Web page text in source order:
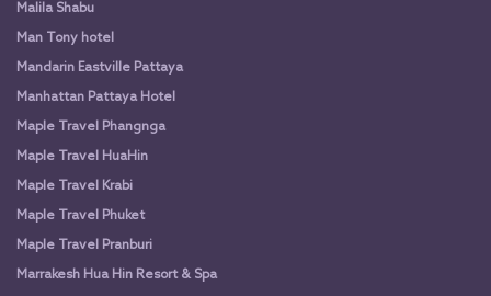
Malila Shabu
Man Tony hotel
Mandarin Eastville Pattaya
Manhattan Pattaya Hotel
Maple Travel Phangnga
Maple Travel HuaHin
Maple Travel Krabi
Maple Travel Phuket
Maple Travel Pranburi
Marrakesh Hua Hin Resort & Spa